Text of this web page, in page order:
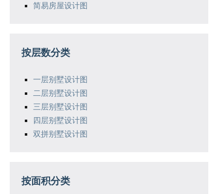
简易房屋设计图
按层数分类
一层别墅设计图
二层别墅设计图
三层别墅设计图
四层别墅设计图
双拼别墅设计图
按面积分类